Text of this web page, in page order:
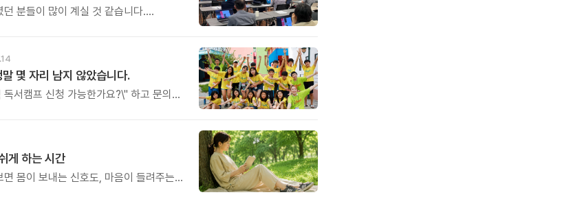
이 계실 것 같습니다.
몇 자리 남지 않았습니다.
서캠프 신청 가능한가요?\" 하고 문의를
게 하는 시간
면 몸이 보내는 신호도, 마음이 들려주는